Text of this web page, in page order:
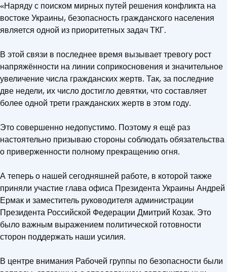
«Наряду с поиском мирных путей решения конфликта на
востоке Украины, безопасность гражданского населения
является одной из приоритетных задач ТКГ.
В этой связи в последнее время вызывает тревогу рост
напряжённости на линии соприкосновения и значительное
увеличение числа гражданских жертв. Так, за последние
две недели, их число достигло девятки, что составляет
более одной трети гражданских жертв в этом году.
Это совершенно недопустимо. Поэтому я ещё раз
настоятельно призываю стороны соблюдать обязательства
о приверженности полному прекращению огня.
А теперь о нашей сегодняшней работе, в которой также
приняли участие глава офиса Президента Украины Андрей
Ермак и заместитель руководителя администрации
Президента Российской Федерации Дмитрий Козак. Это
было важным выражением политической готовности
сторон поддержать наши усилия.
В центре внимания Рабочей группы по безопасности были